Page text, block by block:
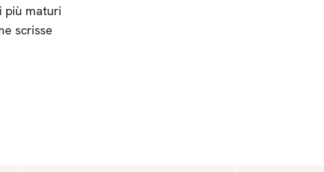
più maturi
scrisse